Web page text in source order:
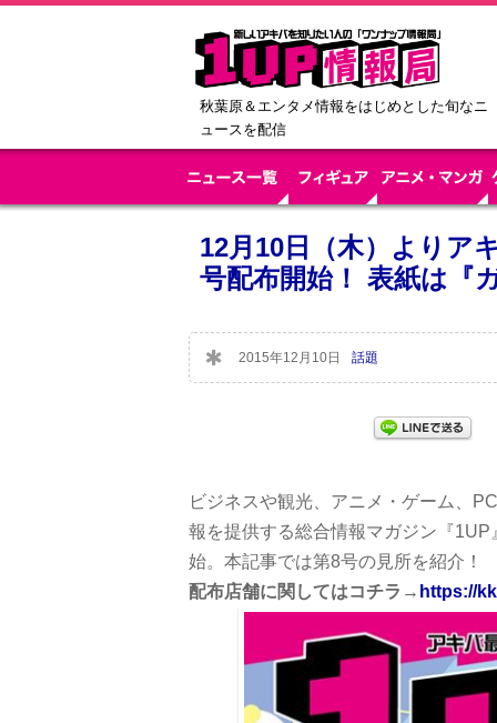
秋葉原＆エンタメ情報をはじめとした旬なニ
ュースを配信
12月10日（木）よりア
号配布開始！ 表紙は『
2015年12月10日 話題
ビジネスや観光、アニメ・ゲーム、
報を提供する総合情報マガジン『
始。本記事では第8号の見所を紹介！
配布店舗に関してはコチラ→ https://